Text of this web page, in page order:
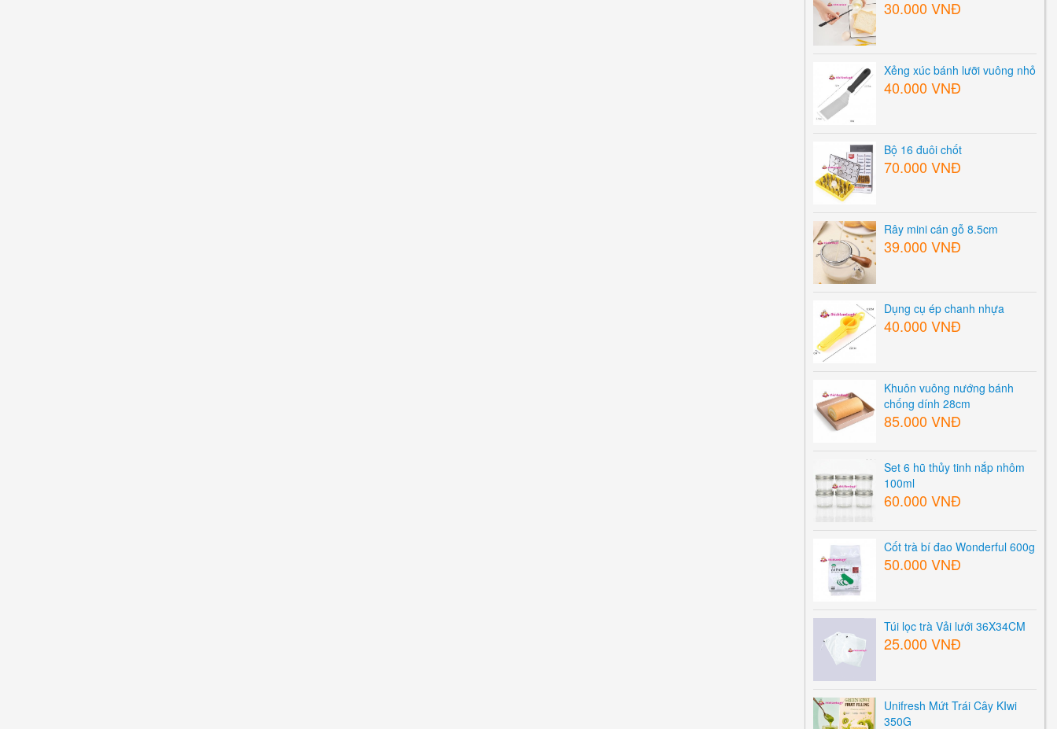
30.000 VNĐ
Xẻng xúc bánh lưỡi vuông nhỏ
40.000 VNĐ
Bộ 16 đuôi chốt
70.000 VNĐ
Rây mini cán gỗ 8.5cm
39.000 VNĐ
Dụng cụ ép chanh nhựa
40.000 VNĐ
Khuôn vuông nướng bánh
chống dính 28cm
85.000 VNĐ
Set 6 hũ thủy tinh nắp nhôm
100ml
60.000 VNĐ
Cốt trà bí đao Wonderful 600g
50.000 VNĐ
Túi lọc trà Vải lưới 36X34CM
25.000 VNĐ
Unifresh Mứt Trái Cây KIwi
350G